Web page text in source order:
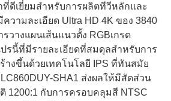
ดีเยี่ยมสําหรับการผลิตทีวีหลักและ
วามละเอียด Ultra HD 4K ของ 3840
รวางแผนเส้นแนวตั้ง RGBเกรด
รนี้ที่มีรายละเอียดที่สมดุลสําหรับการ
างขึ้นด้วยเทคโนโลยี IPS ที่ทันสมัย
SHA1 ส่งผลให้มีสัดส่วน
1200:1 กับการครอบคลุมสี NTSC